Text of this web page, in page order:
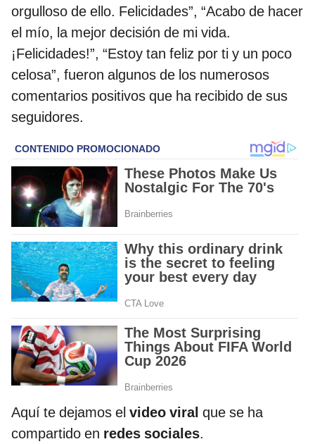
orgulloso de ello. Felicidades”, “Acabo de hacer
el mío, la mejor decisión de mi vida.
¡Felicidades!”, “Estoy tan feliz por ti y un poco
celosa”, fueron algunos de los numerosos
comentarios positivos que ha recibido de sus
seguidores.
Aquí te dejamos el video viral que se ha
compartido en redes sociales.